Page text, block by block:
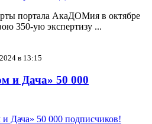
портала АкаДОМия в октябре
350-ую экспертизу ...
в 13:15
и Дача» 50 000